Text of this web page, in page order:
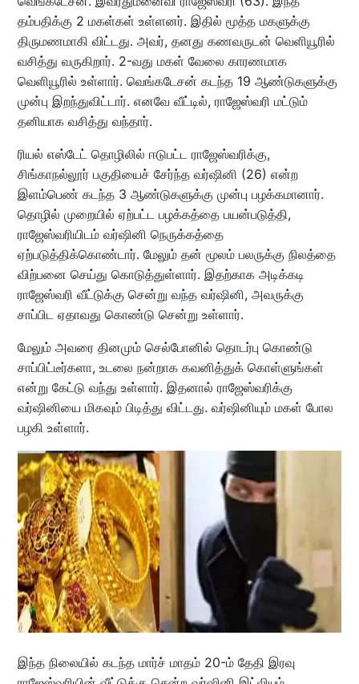
தம்பதிக்கு 2 மகள்கள் உள்ளனர். இதில் மூத்த மகளுக்கு
திருமணமாகி விட்டது. அவர், தனது கணவருடன் வெளியூரில்
வசித்து வருகிறார். 2-வது மகள் வேலை காரணமாக
வெளியூரில் உள்ளார். வெங்கடேசன் கடந்த 19 ஆண்டுகளுக்கு
முன்பு இறந்துவிட்டார். எனவே வீட்டில், ராஜேஸ்வரி மட்டும்
தனியாக வசித்து வந்தார்.
ரியல் எஸ்டேட் தொழிலில் ஈடுபட்ட ராஜேஸ்வரிக்கு,
சிங்காநல்லூர் பகுதியைச் சேர்ந்த வர்ஷினி (26) என்ற
இளம்பெண் கடந்த 3 ஆண்டுகளுக்கு முன்பு பழக்கமானார்.
தொழில் முறையில் ஏற்பட்ட பழக்கத்தை பயன்படுத்தி,
ராஜேஸ்வரியிடம் வர்ஷினி நெருக்கத்தை
ஏற்படுத்திக்கொண்டார். மேலும் தன் மூலம் பலருக்கு நிலத்தை
விற்பனை செய்து கொடுத்துள்ளார். இதற்காக அடிக்கடி
ராஜேஸ்வரி வீட்டுக்கு சென்று வந்த வர்ஷினி, அவருக்கு
சாப்பிட ஏதாவது கொண்டு சென்று உள்ளார்.
மேலும் அவரை தினமும் செல்போனில் தொடர்பு கொண்டு
சாப்பிட்டீர்களா, உடலை நன்றாக கவனித்துக் கொள்ளுங்கள்
என்று கேட்டு வந்து உள்ளார். இதனால் ராஜேஸ்வரிக்கு
வர்ஷினியை மிகவும் பிடித்து விட்டது. வர்ஷினியும் மகள் போல
பழகி உள்ளார்.
இந்த நிலையில் கடந்த மார்ச் மாதம் 20-ம் தேதி இரவு